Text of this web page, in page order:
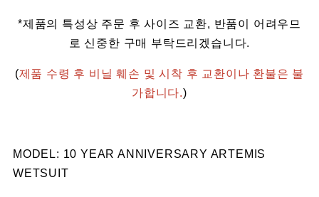
*제품의 특성상 주문 후 사이즈 교환, 반품이 어려우므
로 신중한 구매 부탁드리겠습니다.
(제품 수령 후 비닐 훼손 및 시착 후 교환이나 환불은 불
가합니다.)
MODEL: 10 YEAR ANNIVERSARY ARTEMIS
WETSUIT